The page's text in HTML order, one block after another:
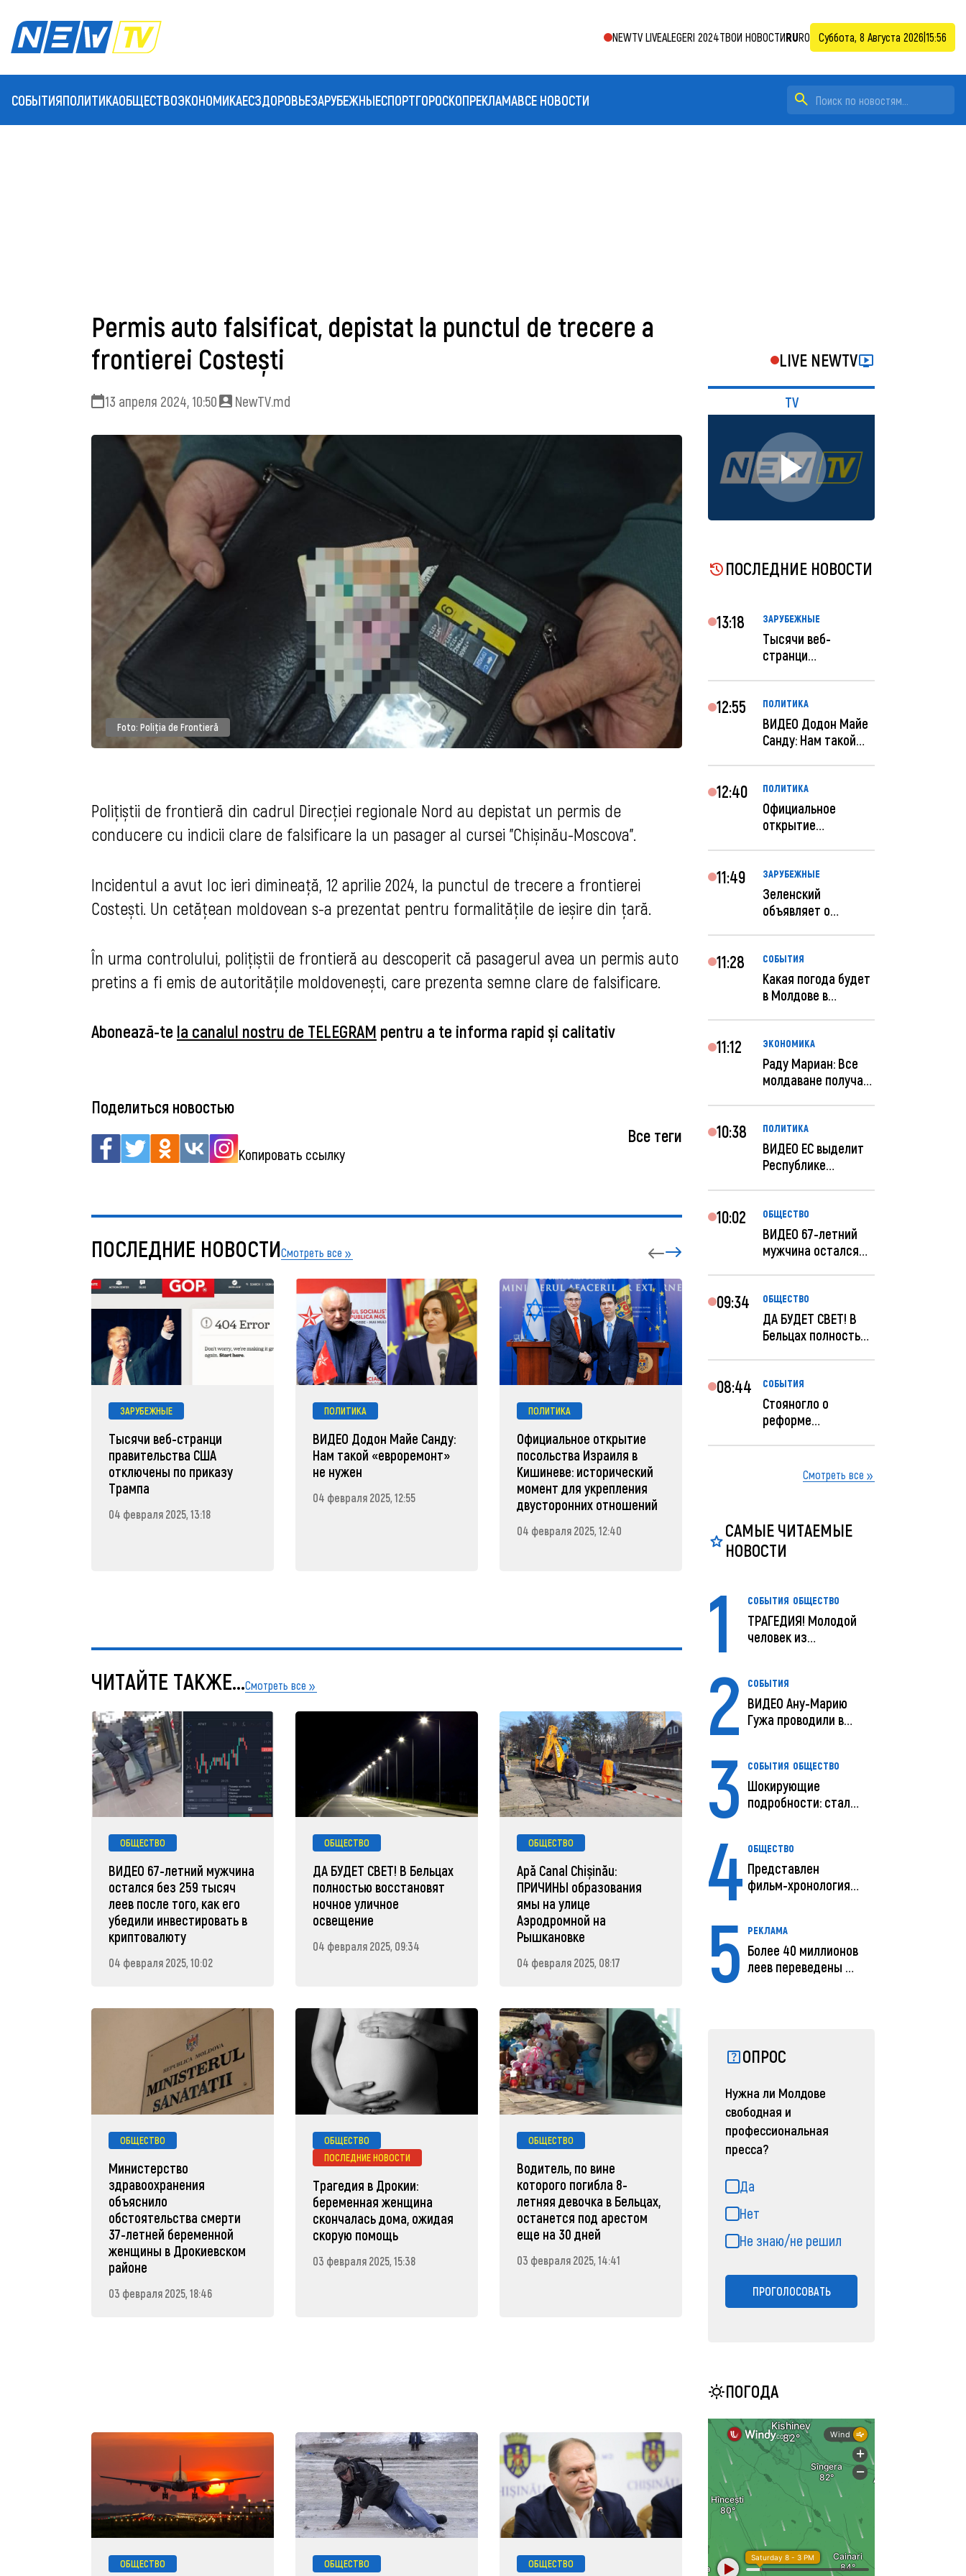
NEWTV LIVEALEGERI 2024ТВОИ НОВОСТИRURO Суббота, 8 Августа 2026 15:56
СОБЫТИЯПОЛИТИКАОБЩЕСТВОЭКОНОМИКАЕСЗДОРОВЬЕЗАРУБЕЖНЫЕСПОРТГОРОСКОПРЕКЛАМАВСЕ НОВОСТИ
Permis auto falsificat, depistat la punctul de trecere a
frontierei Costești
13 апреля 2024, 10:50 NewTV.md
Foto: Poliția de Frontieră
Polițiștii de frontieră din cadrul Direcției regionale Nord au depistat un permis de
conducere cu indicii clare de falsificare la un pasager al cursei "Chișinău-Moscova".
Incidentul a avut loc ieri dimineață, 12 aprilie 2024, la punctul de trecere a frontierei
Costești. Un cetățean moldovean s-a prezentat pentru formalitățile de ieșire din țară.
În urma controlului, polițiștii de frontieră au descoperit că pasagerul avea un permis auto
pretins a fi emis de autoritățile moldovenești, care prezenta semne clare de falsificare.
Abonează-te la canalul nostru de TELEGRAM pentru a te informa rapid și calitativ
Поделиться новостью
Копировать ссылку
Все теги
ПОСЛЕДНИЕ НОВОСТИСмотреть все
ЗАРУБЕЖНЫЕ
Тысячи веб-странци
правительства США
отключены по приказу
Трампа
04 февраля 2025, 13:18
ПОЛИТИКА
ВИДЕО Додон Майе Санду:
Нам такой «евроремонт»
не нужен
04 февраля 2025, 12:55
ПОЛИТИКА
Официальное открытие
посольства Израиля в
Кишиневе: исторический
момент для укрепления
двусторонних отношений
04 февраля 2025, 12:40
ЗАРУБЕЖНЫЕ
реструктуризации армии
ЧИТАЙТЕ ТАКЖЕ...Смотреть все
ОБЩЕСТВО
ВИДЕО 67-летний мужчина
остался без 259 тысяч
леев после того, как его
убедили инвестировать в
криптовалюту
04 февраля 2025, 10:02
ОБЩЕСТВО
ДА БУДЕТ СВЕТ! В Бельцах
полностью восстановят
ночное уличное
освещение
04 февраля 2025, 09:34
ОБЩЕСТВО
Apă Canal Chișinău:
ПРИЧИНЫ образования
ямы на улице
Аэродромной на
Рышкановке
04 февраля 2025, 08:17
ОБЩЕСТВО
Министерство
здравоохранения
объяснило
обстоятельства смерти
37-летней беременной
женщины в Дрокиевском
районе
03 февраля 2025, 18:46
ОБЩЕСТВО
ПОСЛЕДНИЕ НОВОСТИ
Трагедия в Дрокии:
беременная женщина
скончалась дома, ожидая
скорую помощь
03 февраля 2025, 15:38
ОБЩЕСТВО
Водитель, по вине
которого погибла 8-
летняя девочка в Бельцах,
останется под арестом
еще на 30 дней
03 февраля 2025, 14:41
ОБЩЕСТВО ОБЩЕСТВО ОБЩЕСТВО
LIVE NEWTV
TV
ПОСЛЕДНИЕ НОВОСТИ
13:18 ЗАРУБЕЖНЫЕ
Тысячи веб-
странци
12:55 ПОЛИТИКА
ВИДЕО Додон Майе
Санду: Нам такой
12:40 ПОЛИТИКА
Официальное
открытие
Кишиневе: и...
11:49 ЗАРУБЕЖНЫЕ
Зеленский
объявляет о
ар...
11:28 СОБЫТИЯ
Какая погода будет
в Молдове в
11:12 ЭКОНОМИКА
Раду Мариан: Все
молдаване получат
10:38 ПОЛИТИКА
ВИДЕО ЕС выделит
Республике
10:02 ОБЩЕСТВО
ВИДЕО 67-летний
мужчина остался
09:34 ОБЩЕСТВО
ДА БУДЕТ СВЕТ! В
Бельцах полностью
08:44 СОБЫТИЯ
Стояногло о
реформе
реформир...Смотреть все
САМЫЕ ЧИТАЕМЫЕ
НОВОСТИ
1 СОБЫТИЯ ОБЩЕСТВО
ТРАГЕДИЯ! Молодой
человек из
2 СОБЫТИЯ
ВИДЕО Ану-Марию
Гужа проводили в
3 СОБЫТИЯ ОБЩЕСТВО
Шокирующие
подробности: стали
4 ОБЩЕСТВО
Представлен
фильм-хронология
5 РЕКЛАМА
Более 40 миллионов
леев переведены с
ОПРОС
Нужна ли Молдове
свободная и
профессиональная
пресса?
Да
Нет
Не знаю/не решил
ПРОГОЛОСОВАТЬ
ПОГОДА